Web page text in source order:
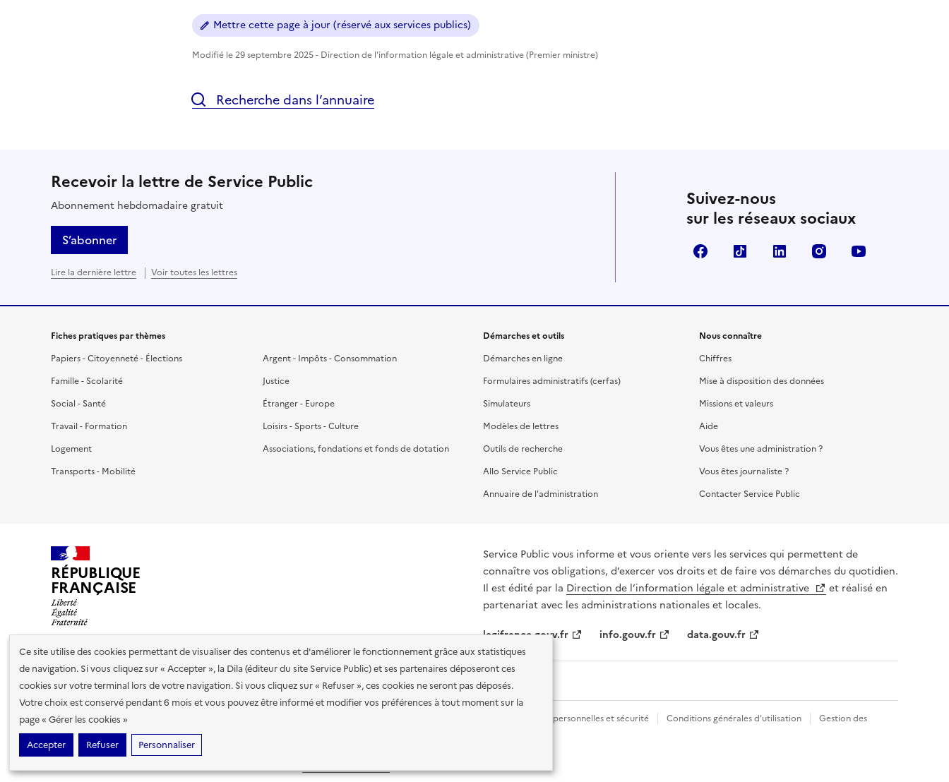
Ce site utilise des cookies permettant de visualiser des contenus et d'améliorer le fonctionnement grâce aux statistiques
de navigation. Si vous cliquez sur « Accepter », la Dila (éditeur du site Service Public) et ses partenaires déposeront ces
cookies sur votre terminal lors de votre navigation. Si vous cliquez sur « Refuser », ces cookies ne seront pas déposés.
Votre choix est conservé pendant 6 mois et vous pouvez être informé et modifier vos préférences à tout moment sur la
page « Gérer les cookies »
Accepter
Refuser Personnaliser
Mettre cette page à jour (réservé aux services publics)
Modifié le 29 septembre 2025 - Direction de l'information légale et administrative (Premier ministre)
Recherche dans l’annuaire
Recevoir la lettre de Service Public
Abonnement hebdomadaire gratuit
S’abonner
Lire la dernière lettre Voir toutes les lettres
Suivez-nous
sur les réseaux sociaux
FacebookTikTok LinkedIn Instagram
Fiches pratiques par thèmes
Papiers - Citoyenneté - Élections
Famille - Scolarité
Social - Santé
Travail - Formation
Logement
Transports - Mobilité
Argent - Impôts - Consommation
Justice
Étranger - Europe
Loisirs - Sports - Culture
Associations, fondations et fonds de dotation
Démarches et outils
Démarches en ligne
Formulaires administratifs (cerfas)
Simulateurs
Modèles de lettres
Outils de recherche
Allo Service Public
Annuaire de l'administration
Nous connaître
Chiffres
Mise à disposition des données
Missions et valeurs
Aide
Vous êtes une administration ?
Vous êtes journaliste ?
Contacter Service Public
RÉPUBLIQUE
FRANÇAISE
Service Public vous informe et vous oriente vers les services qui permettent de
connaître vos obligations, d’exercer vos droits et de faire vos démarches du quotidien.
Il est édité par la Direction de l’information légale et administrative
et réalisé en
partenariat avec les administrations nationales et locales.
legifrance.gouv.fr
info.gouv.fr data.gouv.fr
Nos partenaires
Plan du site Accessibilité : totalement conforme Données personnelles et sécurité Conditions générales d'utilisation
Gestion des
cookies